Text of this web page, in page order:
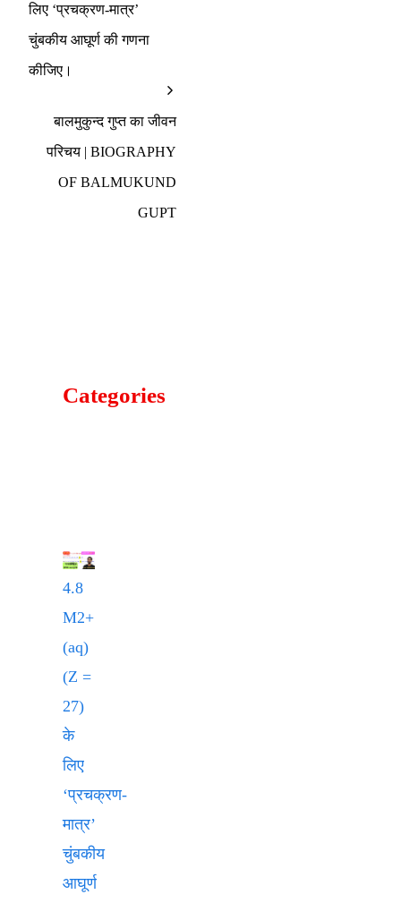
लिए ‘प्रचक्रण-मात्र’
चुंबकीय आघूर्ण की गणना
कीजिए।
बालमुकुन्द गुप्त का जीवन
परिचय | BIOGRAPHY
OF BALMUKUND
GUPT
Categories
4.8
M2+
(aq)
(Z =
27)
के
लिए
‘प्रचक्रण-
मात्र’
चुंबकीय
आघूर्ण